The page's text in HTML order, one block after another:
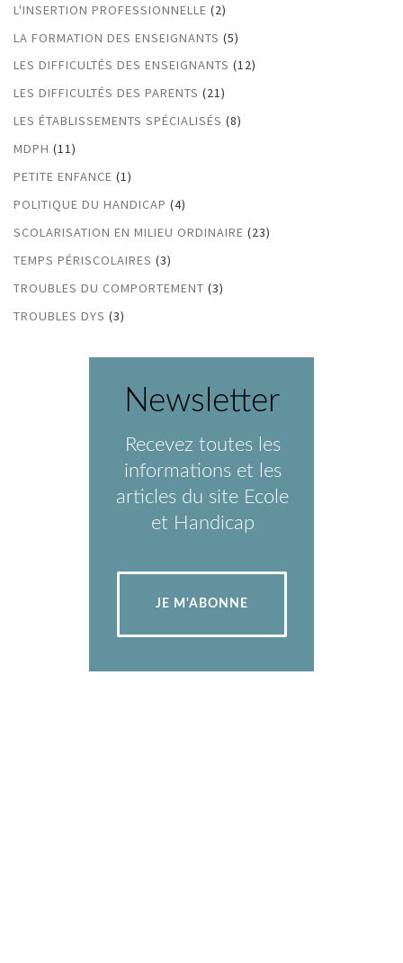
L'INSERTION PROFESSIONNELLE (2)
LA FORMATION DES ENSEIGNANTS (5)
LES DIFFICULTÉS DES ENSEIGNANTS (12)
LES DIFFICULTÉS DES PARENTS (21)
LES ÉTABLISSEMENTS SPÉCIALISÉS (8)
MDPH (11)
PETITE ENFANCE (1)
POLITIQUE DU HANDICAP (4)
SCOLARISATION EN MILIEU ORDINAIRE (23)
TEMPS PÉRISCOLAIRES (3)
TROUBLES DU COMPORTEMENT (3)
TROUBLES DYS (3)
Newsletter
Recevez toutes les
informations et les
articles du site Ecole
et Handicap
JE M'ABONNE